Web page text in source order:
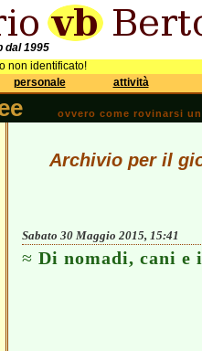
dal 1995
non identificato!
personale attività
ovvero come rovinarsi
Archivio per il
Sabato 30 Maggio 2015, 15:41
Di nomadi, cani e